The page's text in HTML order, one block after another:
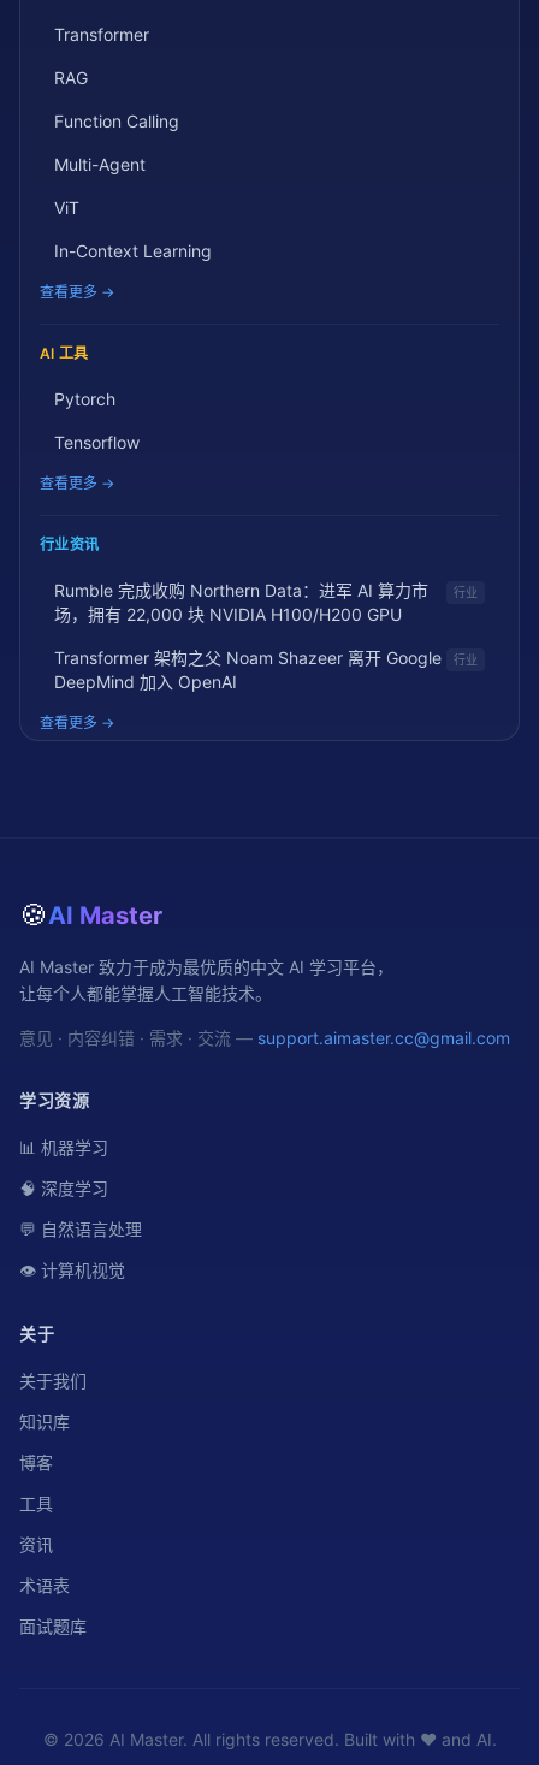
Transformer
RAG
Function Calling
Multi-Agent
ViT
In-Context Learning
查看更多 →
AI 工具
Pytorch
Tensorflow
查看更多 →
行业资讯
Rumble 完成收购 Northern Data：进军 AI 算力市
场，拥有 22,000 块 NVIDIA H100/H200 GPU
行业
Transformer 架构之父 Noam Shazeer 离开 Google
DeepMind 加入 OpenAI
行业
查看更多 →
🍪AI Master
AI Master 致力于成为最优质的中文 AI 学习平台，
让每个人都能掌握人工智能技术。
意见 · 内容纠错 · 需求 · 交流 — support.aimaster.cc@gmail.com
学习资源
📊 机器学习
🧠 深度学习
💬 自然语言处理
👁️ 计算机视觉
关于
关于我们
知识库
博客
工具
资讯
术语表
面试题库
© 2026 AI Master. All rights reserved. Built with ❤️ and AI.